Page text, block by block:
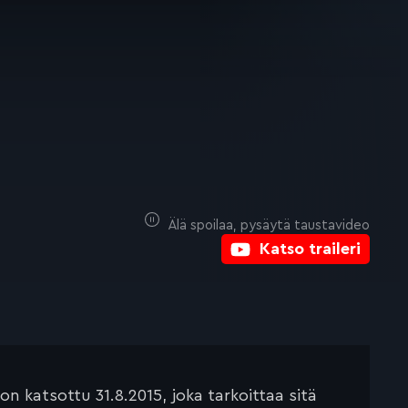
Katso traileri
Älä spoilaa, pysäytä taustavideo
katsottu 31.8.2015, joka tarkoittaa sitä